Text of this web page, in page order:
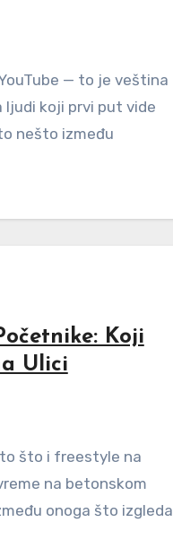
— to je veština
ljudi koji prvi put vide
nešto između
Koji
Ulici
što i freestyle na
na betonskom
onoga što izgleda